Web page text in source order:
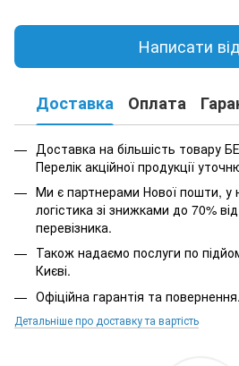
Написати
Доставка Оплата
Доставка на більшість товару
Перелік акційної продукції
Ми є партнерами Нової пошти,
логістика зі знижками до 70%
перевізника.
Також надаємо послуги по
Києві.
Офіційна гарантія та повернення.
Детальніше про доставку та вартість